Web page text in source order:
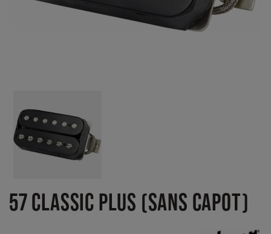
57 CLASSIC PLUS (SANS CAPOT)